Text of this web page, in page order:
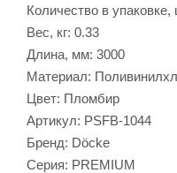
Количество в упаковке,
Вес, кг: 0.33
Длина, мм: 3000
Материал:
Цвет: Пломбир
Артикул: PSFB-1044
Бренд: Döcke
Серия: PREMIUM